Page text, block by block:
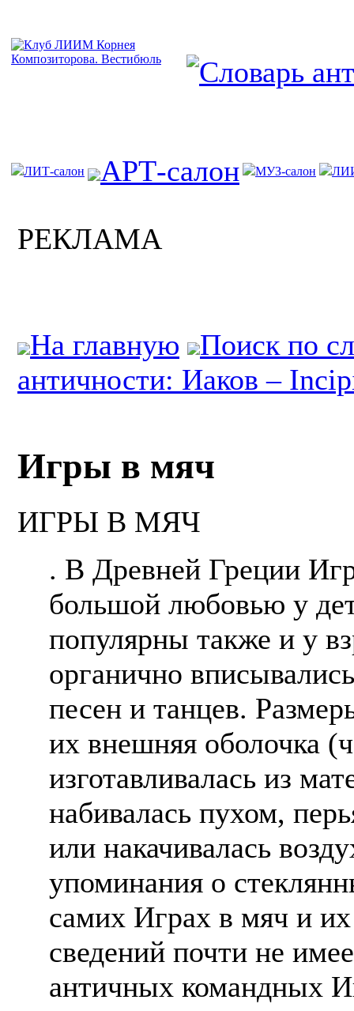
ЛИТ-салон АРТ-салон МУЗ-салон
РЕКЛАМА
На главную
Поиск по
античности: Иаков –
Игры в мяч
ИГРЫ В МЯЧ
. В Древней Греции
большой любовью у
популярны также и у
органично
песен и танцев.
их внешняя оболочка
изготавливалась из
набивалась пухом,
или накачивалась
упоминания о
самих Играх в мяч и
сведений почти не
античных командных